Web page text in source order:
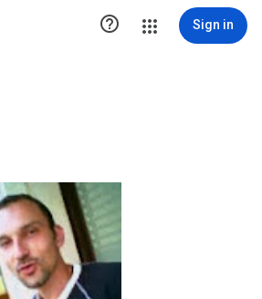
 Sign in